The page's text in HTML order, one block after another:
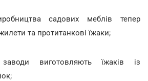
садових меблів тепер
та протитанкові їжаки;
заводи виготовляють їжаків із